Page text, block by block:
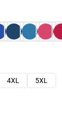
4XL
5XL